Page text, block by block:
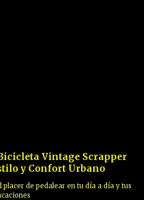
Vintage Scrapper
y Confort Urbano
de pedalear en tu día a día y tus